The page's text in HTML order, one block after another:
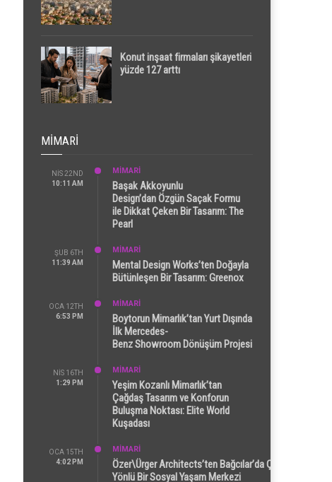
Konut inşaat firmaları şikayetleri
yüzde 127 arttı
MIMARI
NIS 22ND
10:11 AM
MİMARİ
Başak Akkoyunlu
Design’dan Özgün Saçak Formu
ile Dikkat Çeken Bir Tasarım: The
Pearl
ŞUB 6TH
11:39 AM
MİMARİ
Mental Design Works’ten Doğayla
Bütünleşen Bir Tasarım: Greenox
OCA 12TH
6:53 PM
MİMARİ
Boytorun Mimarlık’tan Yurt Dışında
İlk Mercedes-
Benz Showroom Dönüşüm Projesi
NIS 16TH
1:29 PM
MİMARİ
Yeşim Kozanlı Mimarlık’tan
Çağdaş Tasarım ve Konforun
Buluşma Noktası: Elite World
Kuşadası
OCA 15TH
4:02 PM
MİMARİ
Özer\Ürger Architects’ten Bağcılar’da Çok
Yönlü Bir Sosyal Yaşam Merkezi